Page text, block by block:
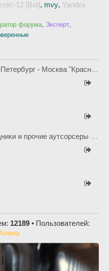
12 [Bot], mvy, Yandex
форума, Эксперт,
- Москва "Красная Стрела"
и прочие аутсорсеры в ФПК
12189 • Пользователей: